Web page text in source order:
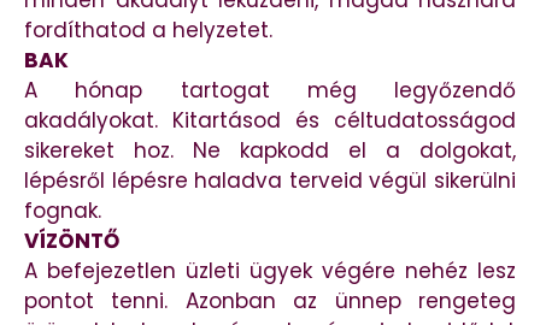
fordíthatod a helyzetet.
BAK
A hónap tartogat még legyőzendő
akadályokat. Kitartásod és céltudatosságod
sikereket hoz. Ne kapkodd el a dolgokat,
lépésről lépésre haladva terveid végül sikerülni
fognak.
VÍZÖNTŐ
A befejezetlen üzleti ügyek végére nehéz lesz
pontot tenni. Azonban az ünnep rengeteg